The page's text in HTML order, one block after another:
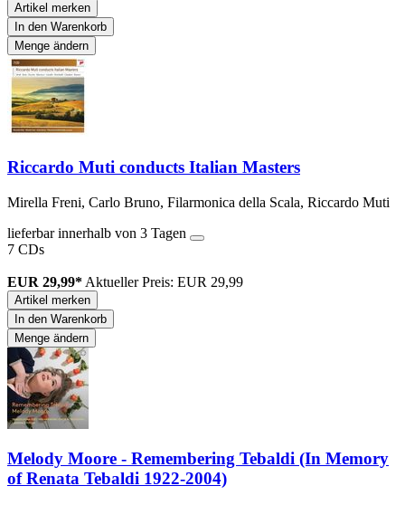
Artikel merken
In den Warenkorb
Menge ändern
Riccardo Muti conducts Italian Masters
Mirella Freni, Carlo Bruno, Filarmonica della Scala, Riccardo Muti
lieferbar innerhalb von 3 Tagen
7 CDs
EUR 29,99* Aktueller Preis: EUR 29,99
Artikel merken
In den Warenkorb
Menge ändern
Melody Moore - Remembering Tebaldi (In Memory
of Renata Tebaldi 1922-2004)